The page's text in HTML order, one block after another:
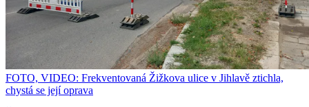
FOTO, VIDEO: Frekventovaná Žižkova ulice v Jihlavě ztichla,
chystá se její oprava